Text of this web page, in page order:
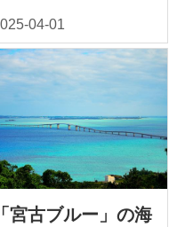
「宮古ブルー」の海